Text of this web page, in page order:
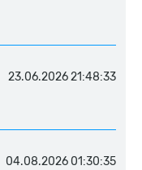
23.06.2026 21:48:33
04.08.2026 01:30:35